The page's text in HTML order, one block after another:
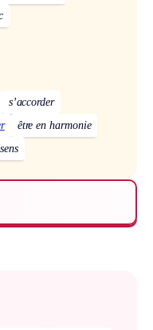
s’accorder
être en harmonie